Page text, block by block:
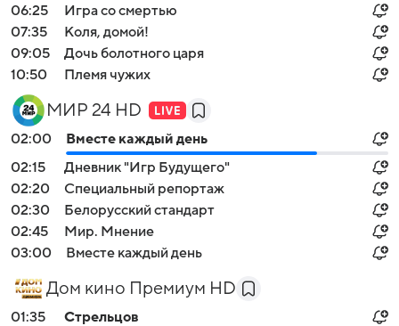
06:25
Игра со смертью
07:35
Коля, домой!
09:05
Дочь болотного царя
10:50
Племя чужих
МИР 24 HD
02:00
Вместе каждый день
02:15
Дневник "Игр Будущего"
02:20
Специальный репортаж
02:30
Белорусский стандарт
02:45
Мир. Мнение
03:00
Вместе каждый день
Дом кино Премиум HD
01:35
Стрельцов